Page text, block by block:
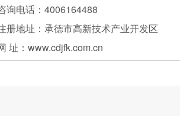
询电话：4006164488
册地址：承德市高新技术产业开发区
址：www.cdjfk.com.cn